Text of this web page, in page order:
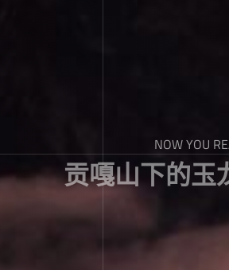
NOW YOU
贡嘎山下的玉